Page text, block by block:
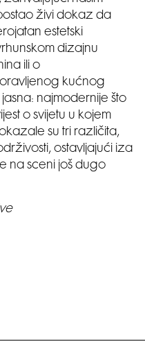
živi dokaz da
estetski
dizajnu
ili o
kućnog
najmodernije što
o svijetu u kojem
su tri različita,
ostavljajući iza
na sceni još dugo